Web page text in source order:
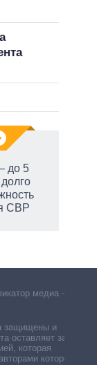
до 5
долго
СВР
медиа –
защищены и
оставляет за
которая
которой